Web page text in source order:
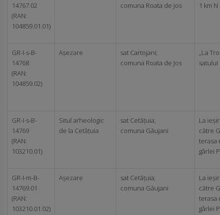
14767.02
(RAN:
104859.01.01)
comuna Roata de Jos
1 km
GR-I-s-B-
14768
(RAN:
104859.02)
Așezare
sat Cartojani;
comuna Roata de Jos
„La
satului
GR-I-s-B-
14769
(RAN:
103210.01)
Situl arheologic
de la Cetățuia
sat Cetățuia;
comuna Găujani
La
către
terasa
gârlei
GR-I-m-B-
14769.01
(RAN:
103210.01.02)
Așezare
sat Cetățuia;
comuna Găujani
La
către
terasa
gârlei